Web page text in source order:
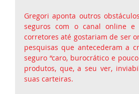
Gregori aponta outros
seguros com o canal online e
corretores até gostariam de ser
pesquisas que antecederam a
seguro “caro, burocrático e
produtos, que, a seu ver,
suas carteiras.